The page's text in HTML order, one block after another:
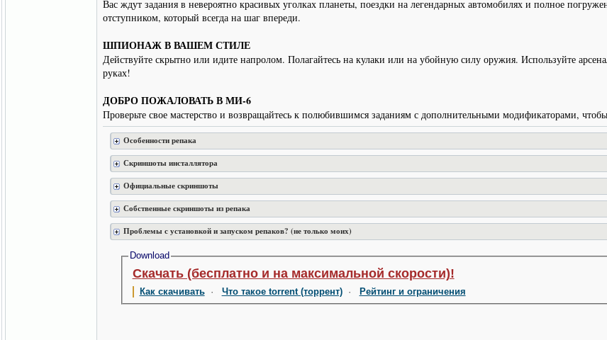
Вас ждут задания в невероятно красивых уголках планеты, поездки на легендарных автомобилях и полное
отступником, который всегда на шаг впереди.
ШПИОНАЖ В ВАШЕМ СТИЛЕ
Действуйте скрытно или идите напролом. Полагайтесь на кулаки или на убойную силу оружия. Используйте
руках!
ДОБРО ПОЖАЛОВАТЬ В МИ-6
Проверьте свое мастерство и возвращайтесь к полюбившимся заданиям с дополнительными модификаторами,
Особенности репака
Скриншоты инсталлятора
Официальные скриншоты
Собственные скриншоты из репака
Проблемы с установкой и запуском репаков? (не только моих)
Download
Скачать (бесплатно и на максимальной скорости)!
Как скачивать· Что такое torrent (торрент)· Рейтинг и ограничения